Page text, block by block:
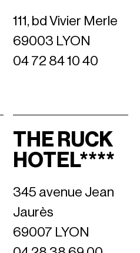
111, bd Vivier Merle
69003 LYON
04 72 84 10 40
THE RUCK
HOTEL****
345 avenue Jean
Jaurès
69007 LYON